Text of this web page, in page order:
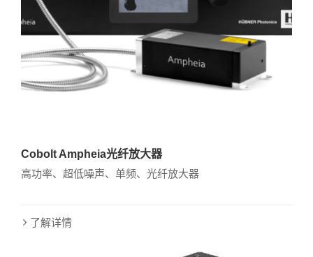
Cobolt Ampheia光纤放大器
高功率、超低噪声、单频、光纤放大器
了解详情